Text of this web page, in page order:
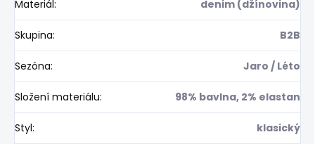
Materiál: denim (džínovina)
Skupina: B2B
Sezóna: Jaro / Léto
Složení materiálu: 98% bavlna, 2% elastan
Styl: klasický